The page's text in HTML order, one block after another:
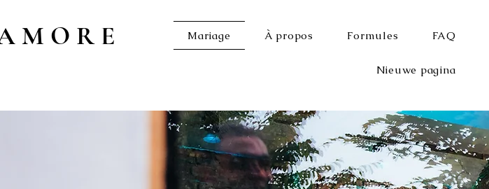
Mariage À propos Formules FAQ
Nieuwe pagina